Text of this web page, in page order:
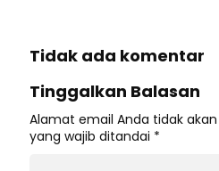
Tidak ada komentar
Tinggalkan Balasan
Alamat email Anda tidak akan
yang wajib ditandai *